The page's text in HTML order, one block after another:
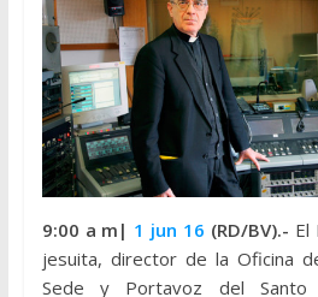
9:00 a m| 1 jun 16 (RD/BV).- El
jesuita, director de la Oficina
Sede y Portavoz del Santo